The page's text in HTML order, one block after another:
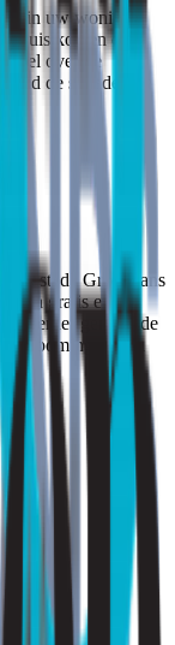
in uw woning?
thuis komen om
over de
de schadelijke
Grote kans
dan gratis en
eerder genoemde
Strooming reiken